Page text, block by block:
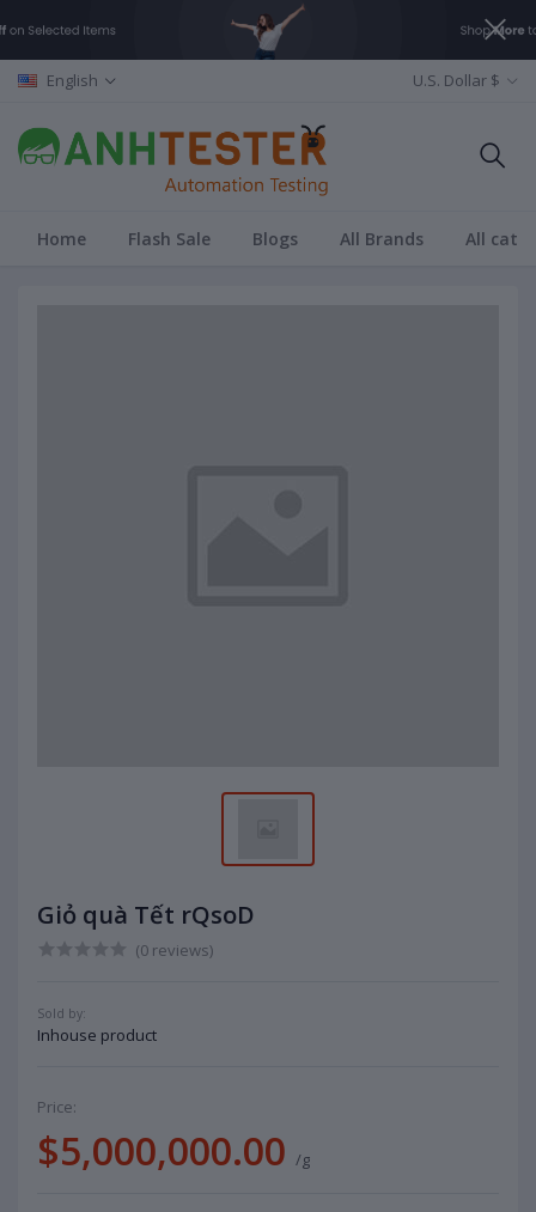
English U.S. Dollar $
Home Flash Sale Blogs All Brands All
Giỏ quà Tết rQsoD
(0 reviews)
Sold by:
Inhouse product
Price:
$5,000,000.00 /g